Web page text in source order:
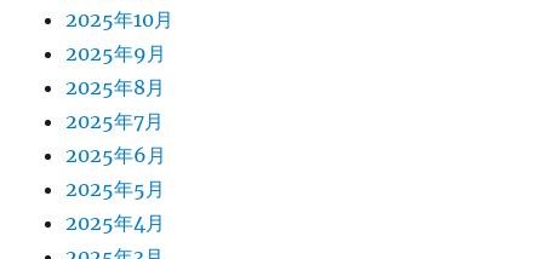
2025年10月
2025年9月
2025年8月
2025年7月
2025年6月
2025年5月
2025年4月